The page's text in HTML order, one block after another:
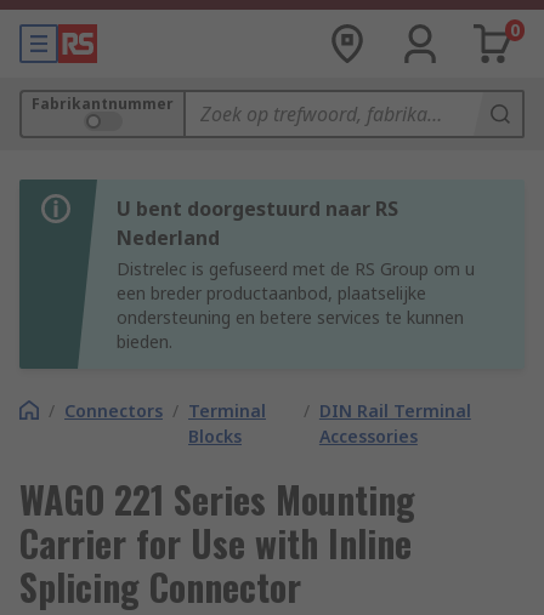
0
Fabrikantnummer
U bent doorgestuurd naar RS
Nederland
Distrelec is gefuseerd met de RS Group om u
een breder productaanbod, plaatselijke
ondersteuning en betere services te kunnen
bieden.
/ Connectors / Terminal
Blocks
/ DIN Rail Terminal
Accessories
WAGO 221 Series Mounting
Carrier for Use with Inline
Splicing Connector